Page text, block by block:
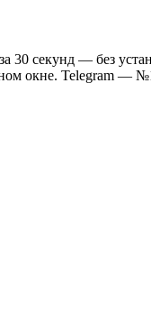
30 секунд — без
окне. Telegram —